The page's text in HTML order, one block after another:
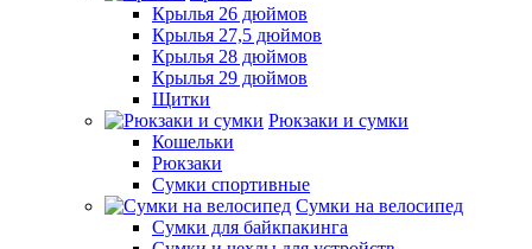
Крылья 26 дюймов
Крылья 27,5 дюймов
Крылья 28 дюймов
Крылья 29 дюймов
Щитки
Рюкзаки и сумки
Кошельки
Рюкзаки
Сумки спортивные
Сумки на велосипед
Сумки для байкпакинга